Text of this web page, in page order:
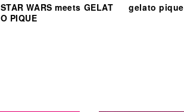
STAR WARS meets GELAT
O PIQUE
gelato pique